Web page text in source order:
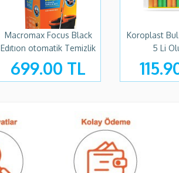
Macromax Focus Black
Edıtıon otomatik Temizlik
Set
699.00 TL
Koroplast
5 Li